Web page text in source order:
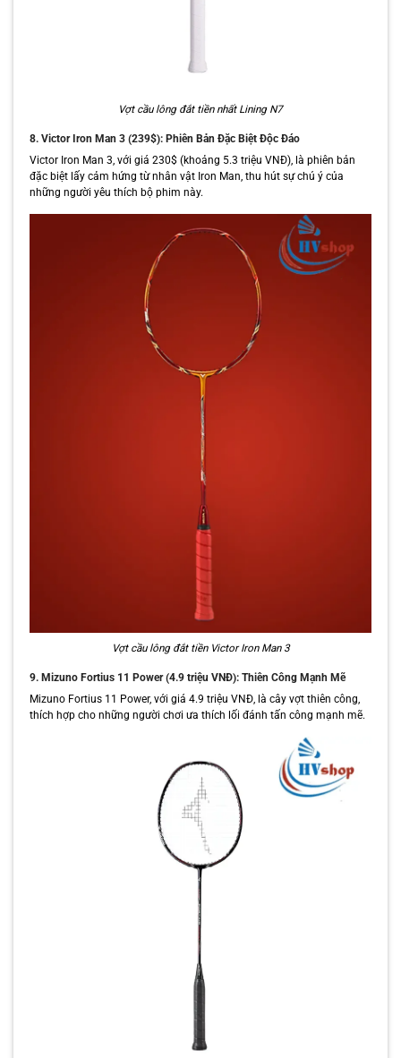
Vợt cầu lông đắt tiền nhất Lining N7
8. Victor Iron Man 3 (239$): Phiên Bản Đặc Biệt Độc Đáo
Victor Iron Man 3, với giá 230$ (khoảng 5.3 triệu VNĐ), là phiên bản
đặc biệt lấy cảm hứng từ nhân vật Iron Man, thu hút sự chú ý của
những người yêu thích bộ phim này.
Vợt cầu lông đắt tiền Victor Iron Man 3
9. Mizuno Fortius 11 Power (4.9 triệu VNĐ): Thiên Công Mạnh Mẽ
Mizuno Fortius 11 Power, với giá 4.9 triệu VNĐ, là cây vợt thiên công,
thích hợp cho những người chơi ưa thích lối đánh tấn công mạnh mẽ.